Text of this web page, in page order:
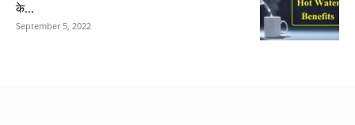
के...
September 5, 2022